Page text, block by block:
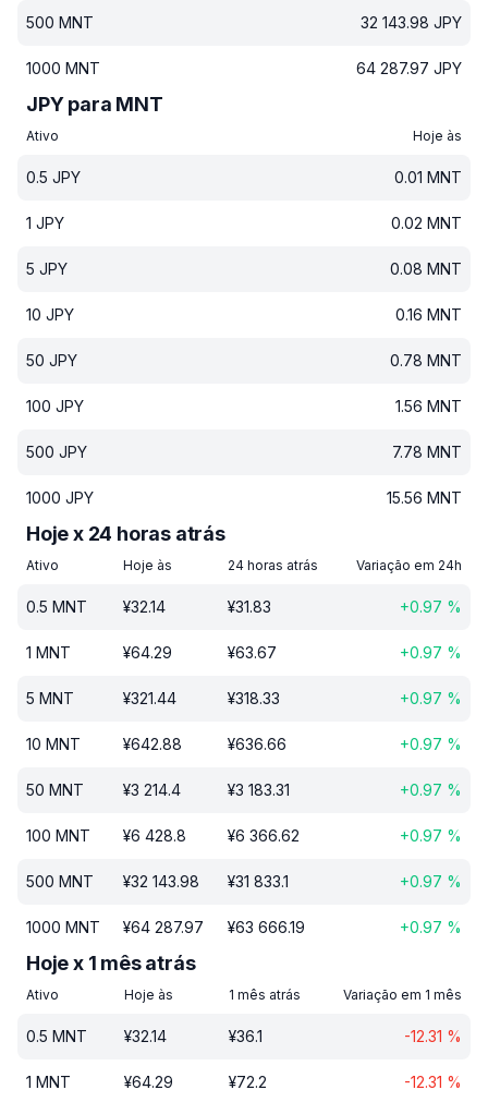
500 MNT 32 143.98 JPY
1000 MNT 64 287.97 JPY
JPY para MNT
Ativo Hoje às
0.5 JPY 0.01 MNT
1 JPY 0.02 MNT
5 JPY 0.08 MNT
10 JPY 0.16 MNT
50 JPY 0.78 MNT
100 JPY 1.56 MNT
500 JPY 7.78 MNT
1000 JPY 15.56 MNT
Hoje x 24 horas atrás
Ativo Hoje às 24 horas atrás Variação em 24h
0.5 MNT ¥32.14 ¥31.83 +0.97 %
1 MNT ¥64.29 ¥63.67 +0.97 %
5 MNT ¥321.44 ¥318.33 +0.97 %
10 MNT ¥642.88 ¥636.66 +0.97 %
50 MNT ¥3 214.4 ¥3 183.31 +0.97 %
100 MNT ¥6 428.8 ¥6 366.62 +0.97 %
500 MNT ¥32 143.98 ¥31 833.1 +0.97 %
1000 MNT ¥64 287.97 ¥63 666.19 +0.97 %
Hoje x 1 mês atrás
Ativo Hoje às 1 mês atrás Variação em 1 mês
0.5 MNT ¥32.14 ¥36.1 -12.31 %
1 MNT ¥64.29 ¥72.2 -12.31 %